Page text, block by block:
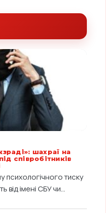
шахраї на
співробітників
психологічного тиску
імені СБУ чи...